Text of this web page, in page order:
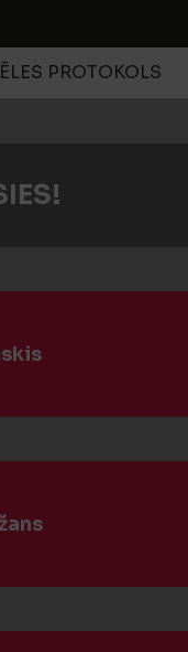
PROTOKOLS